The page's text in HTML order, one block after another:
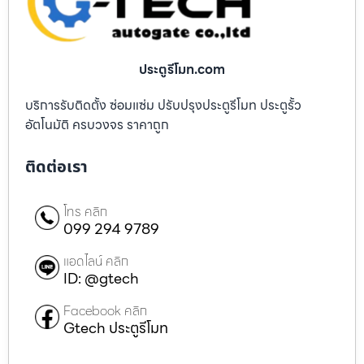
ประตูรีโมท.com
บริการรับติดตั้ง ซ่อมแซ่ม ปรับปรุงประตูรีโมท ประตูรั้ว
อัตโนมัติ ครบวงจร ราคาถูก
ติดต่อเรา
โทร คลิก
099 294 9789
แอดไลน์ คลิก
ID: @gtech
Facebook คลิก
Gtech ประตูรีโมท